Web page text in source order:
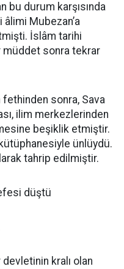
bu durum karşısında
Mubezan’a
İslâm tarihi
müddet sonra tekrar
fethinden sonra, Sava
ilim merkezlerinden
beşiklik etmiştir.
ünlüydü.
tahrip edilmiştir.
düştü
kralı olan